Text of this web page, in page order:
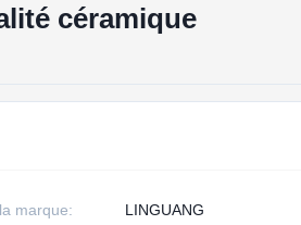
céramique
marque: LINGUANG